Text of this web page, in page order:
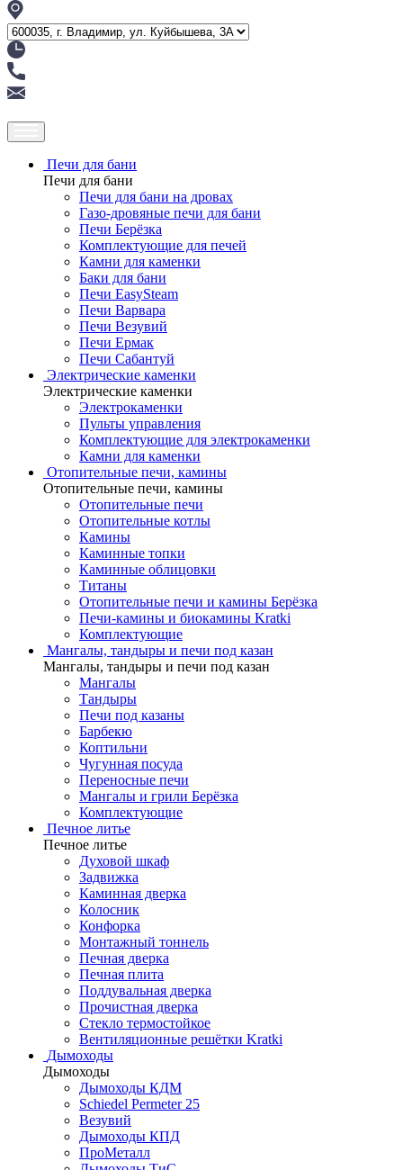
Печи для бани
Печи для бани
Печи для бани на дровах
Газо-дровяные печи для бани
Печи Берёзка
Комплектующие для печей
Камни для каменки
Баки для бани
Печи EasySteam
Печи Варвара
Печи Везувий
Печи Ермак
Печи Сабантуй
Электрические каменки
Электрические каменки
Электрокаменки
Пульты управления
Комплектующие для электрокаменки
Камни для каменки
Отопительные печи, камины
Отопительные печи, камины
Отопительные печи
Отопительные котлы
Камины
Каминные топки
Каминные облицовки
Титаны
Отопительные печи и камины Берёзка
Печи-камины и биокамины Kratki
Комплектующие
Мангалы, тандыры и печи под казан
Мангалы, тандыры и печи под казан
Мангалы
Тандыры
Печи под казаны
Барбекю
Коптильни
Чугунная посуда
Переносные печи
Мангалы и грили Берёзка
Комплектующие
Печное литье
Печное литье
Духовой шкаф
Задвижка
Каминная дверка
Колосник
Конфорка
Монтажный тоннель
Печная дверка
Печная плита
Поддувальная дверка
Прочистная дверка
Стекло термостойкое
Вентиляционные решётки Kratki
Дымоходы
Дымоходы
Дымоходы КДМ
Schiedel Permeter 25
Везувий
Дымоходы КПД
ПроМеталл